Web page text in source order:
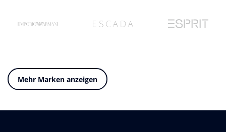
Mehr Marken anzeigen